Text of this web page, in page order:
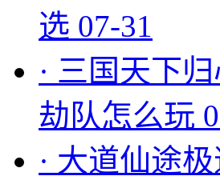
选 07-31
· 三国天下
劫队怎么玩
· 大道仙途